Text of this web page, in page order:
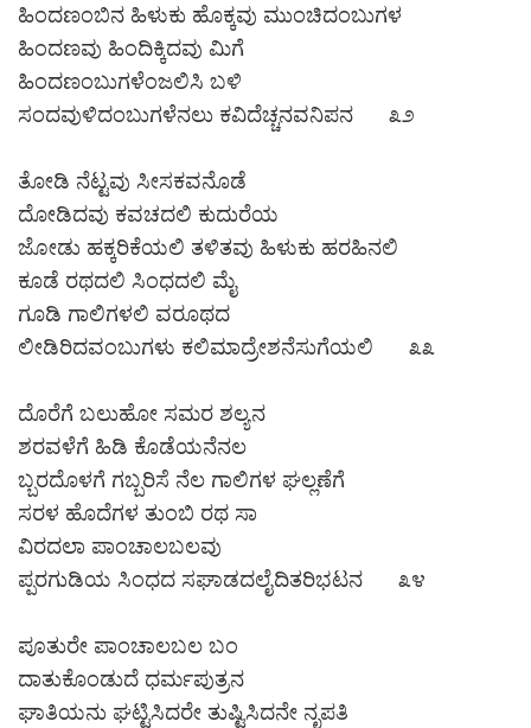
ಹಿಂದಣಂಬಿನ ಹಿಳುಕು ಹೊಕ್ಕವು ಮುಂಚಿದಂಬುಗಳ
ಹಿಂದಣವು ಹಿಂದಿಕ್ಕಿದವು ಮಿಗೆ
ಹಿಂದಣಂಬುಗಳೆಂಜಲಿಸಿ ಬಳಿ
ಸಂದವುಳಿದಂಬುಗಳೆನಲು ಕವಿದೆಚ್ಚನವನಿಪನ ೩೨
ತೋಡಿ ನೆಟ್ಟವು ಸೀಸಕವನೊಡೆ
ದೋಡಿದವು ಕವಚದಲಿ ಕುದುರೆಯ
ಜೋಡು ಹಕ್ಕರಿಕೆಯಲಿ ತಳಿತವು ಹಿಳುಕು ಹರಹಿನಲಿ
ಕೂಡೆ ರಥದಲಿ ಸಿಂಧದಲಿ ಮೈ
ಗೂಡಿ ಗಾಲಿಗಳಲಿ ವರೂಥದ
ಲೀಡಿರಿದವಂಬುಗಳು ಕಲಿಮಾದ್ರೇಶನೆಸುಗೆಯಲಿ ೩೩
ದೊರೆಗೆ ಬಲುಹೋ ಸಮರ ಶಲ್ಯನ
ಶರವಳೆಗೆ ಹಿಡಿ ಕೊಡೆಯನೆನಲ
ಬ್ಬರದೊಳಗೆ ಗಬ್ಬರಿಸೆ ನೆಲ ಗಾಲಿಗಳ ಘಲ್ಲಣೆಗೆ
ಸರಳ ಹೊದೆಗಳ ತುಂಬಿ ರಥ ಸಾ
ವಿರದಲಾ ಪಾಂಚಾಲಬಲವು
ಪ್ಪರಗುಡಿಯ ಸಿಂಧದ ಸಘಾಡದಲೈದಿತರಿಭಟನ ೩೪
ಪೂತುರೇ ಪಾಂಚಾಲಬಲ ಬಂ
ದಾತುಕೊಂಡುದೆ ಧರ್ಮಪುತ್ರನ
ಘಾತಿಯನು ಘಟ್ಟಿಸಿದರೇ ತುಷ್ಟಿಸಿದನೇ ನೃಪತಿ